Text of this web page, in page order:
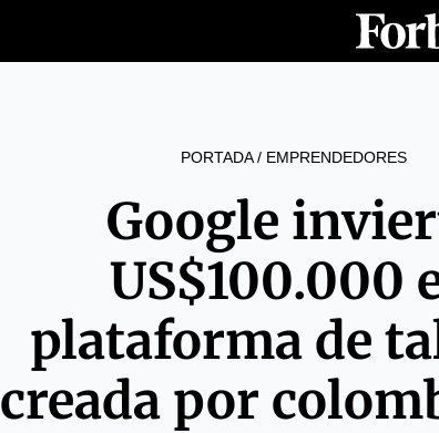
PORTADA/ EMPRENDEDORES
Google
US$100.000
plataforma de
creada por